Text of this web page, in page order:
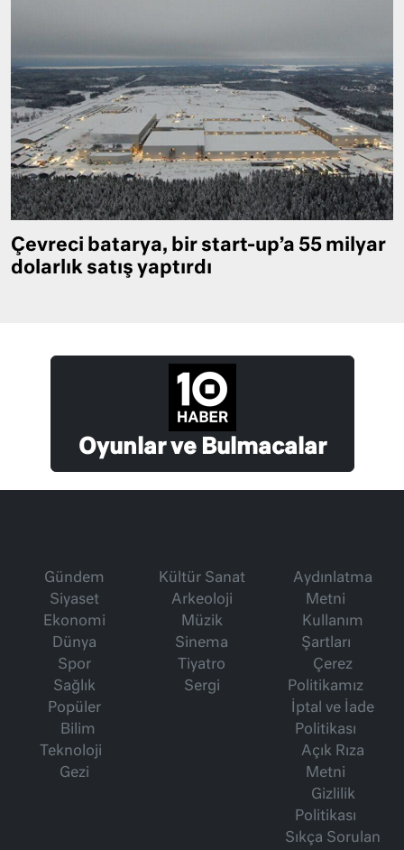
Çevreci batarya, bir start-up’a 55 milyar
dolarlık satış yaptırdı
Oyunlar ve Bulmacalar
Gündem
Siyaset
Ekonomi
Dünya
Spor
Sağlık
Popüler
Bilim
Teknoloji
Gezi
Kültür Sanat
Arkeoloji
Müzik
Sinema
Tiyatro
Sergi
Aydınlatma
Metni
Kullanım
Şartları
Çerez
Politikamız
İptal ve İade
Politikası
Açık Rıza
Metni
Gizlilik
Politikası
Sıkça Sorulan